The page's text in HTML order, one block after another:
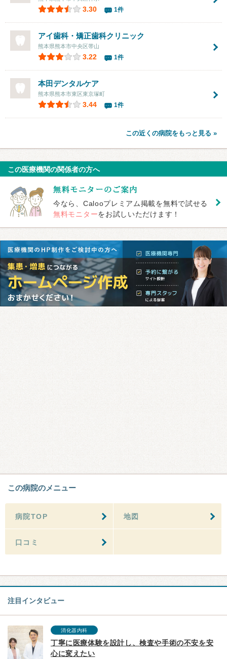
3.30 1件
アイ歯科・矯正歯科クリニック
熊本県熊本市中央区帯山
3.22 1件
本田デンタルケア
熊本県熊本市東区東京塚町
3.44 1件
この近くの病院をもっと見る »
この医療機関の関係者の方へ
今なら、Calooプレミアム掲載を無料で試せる
無料モニターをお試しいただけます！
この病院のメニュー
病院TOP 地図
口コミ
注目インタビュー
消化器内科
丁寧に医療体験を設計し、検査や手術の不安を安
心に変えたい